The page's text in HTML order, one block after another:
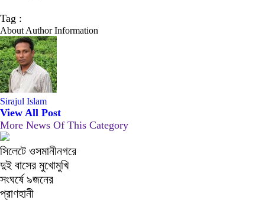
Tag :
About Author Information
Sirajul Islam
View All Post
More News Of This Category
সিলেটে ওসমানীনগরে
দুই বাসের মুখোমুখি
সংঘর্ষে ৯জনের
প্রাণহানী